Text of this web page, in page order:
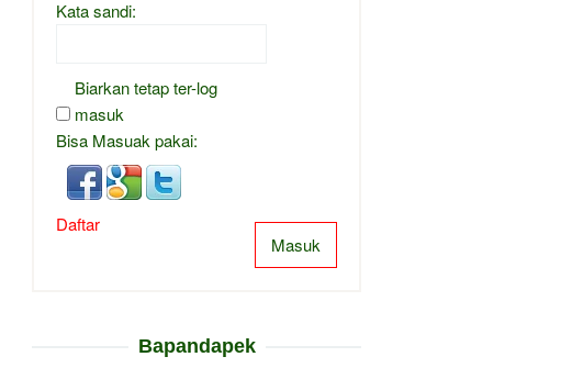
Kata sandi:
Biarkan tetap ter-log
masuk
Bisa Masuak pakai:
Masuk
Daftar
Bapandapek